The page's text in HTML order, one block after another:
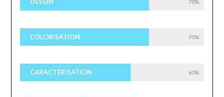
70%
COLORISATION 70%
CARACTÉRISATION 60%